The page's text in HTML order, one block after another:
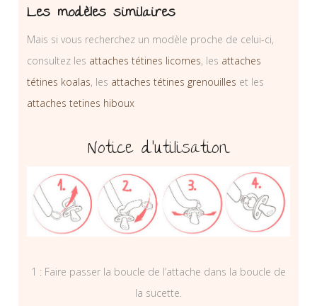
Les modèles similaires
Mais si vous recherchez un modèle proche de celui-ci,
consultez les attaches tétines licornes, les attaches
tétines koalas, les attaches tétines grenouilles et les
attaches tetines hiboux
Notice d’utilisation
1 : Faire passer la boucle de l’attache dans la boucle de
la sucette.